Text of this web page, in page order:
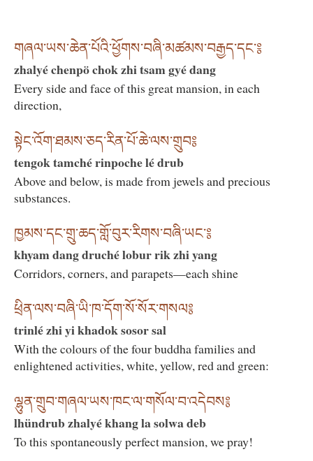
གཞལ་ཡས་ཆེན་པོའི་ཕྱོགས་བཞི་མཚམས་བརྒྱད་དང་༔
zhalyé chenpö chok zhi tsam gyé dang
Every side and face of this great mansion, in each
direction,
སྟེང་འོག་ཐམས་ཅད་རིན་པོ་ཆེ་ལས་གྲུབ༔
tengok tamché rinpoche lé drub
Above and below, is made from jewels and precious
substances.
ཁྱམས་དང་གྲུ་ཆད་གློ་བུར་རིགས་བཞི་ཡང་༔
khyam dang druché lobur rik zhi yang
Corridors, corners, and parapets—each shine
ཕྲིན་ལས་བཞི་ཡི་ཁ་དོག་སོ་སོར་གསལ༔
trinlé zhi yi khadok sosor sal
With the colours of the four buddha families and
enlightened activities, white, yellow, red and green:
ལྷུན་གྲུབ་གཞལ་ཡས་ཁང་ལ་གསོལ་བ་འདེབས༔
lhündrub zhalyé khang la solwa deb
To this spontaneously perfect mansion, we pray!